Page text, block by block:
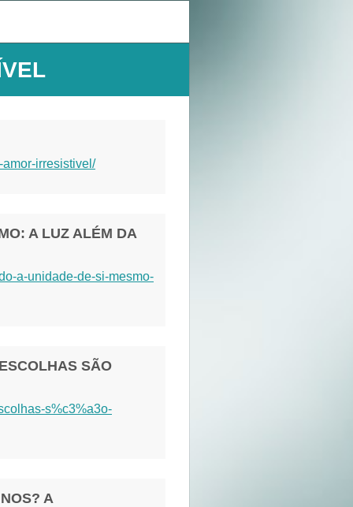
irresistivel/
A LUZ ALÉM DA
a-unidade-de-si-mesmo-
SÃO
s%c3%a3o-
A